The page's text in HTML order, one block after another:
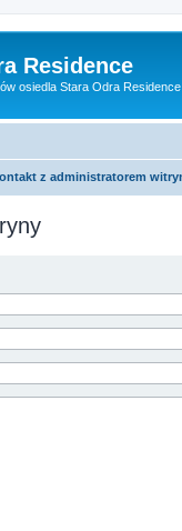
Residence
osiedla Stara Odra
z administratorem